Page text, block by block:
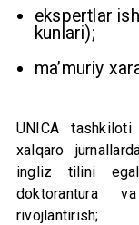
ekspertlar
kunlari);
ma’muriy
UNICA tashkiloti
xalqaro
ingliz tilini
doktorantura
rivojlantirish;